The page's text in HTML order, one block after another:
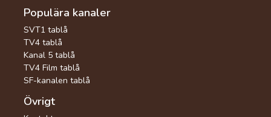
Populära kanaler
SVT1 tablå
TV4 tablå
Kanal 5 tablå
TV4 Film tablå
SF-kanalen tablå
Övrigt